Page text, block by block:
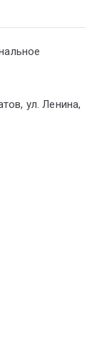
ул. Ленина,